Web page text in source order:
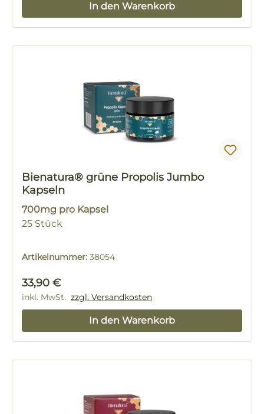
In den Warenkorb
Bienatura® grüne Propolis Jumbo
Kapseln
700mg pro Kapsel
25 Stück
Artikelnummer: 38054
Regulärer Preis:
33,90 €
inkl. MwSt. zzgl. Versandkosten
In den Warenkorb